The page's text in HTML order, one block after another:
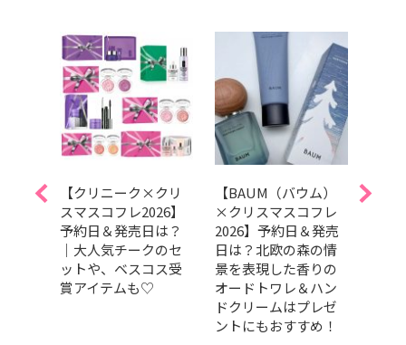
【クリニーク×クリ
スマスコフレ2026】
予約日＆発売日は？
｜大人気チークのセ
ットや、ベスコス受
賞アイテムも♡
【BAUM（バウム）
×クリスマスコフレ
2026】予約日＆発売
日は？北欧の森の情
景を表現した香りの
オードトワレ＆ハン
ドクリームはプレゼ
ントにもおすすめ！
【エ